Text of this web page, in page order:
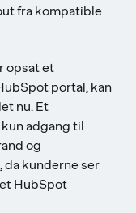
fra kompatible
opsat et
portal, kan
nu. Et
adgang til
og
kunderne ser
HubSpot